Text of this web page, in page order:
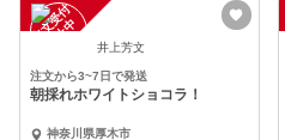
注
文
受
付
停
止
中 井上芳文
注文から3~7日で発送
朝採れホワイトショコラ！
神奈川県厚木市